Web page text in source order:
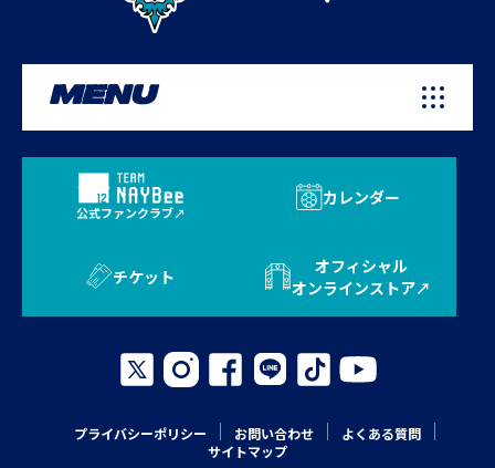
MENU
公式ファンクラブ
カレンダー
チケット
オフィシャル
オンラインストア
プライバシーポリシー お問い合わせ
よくある質問
サイトマップ